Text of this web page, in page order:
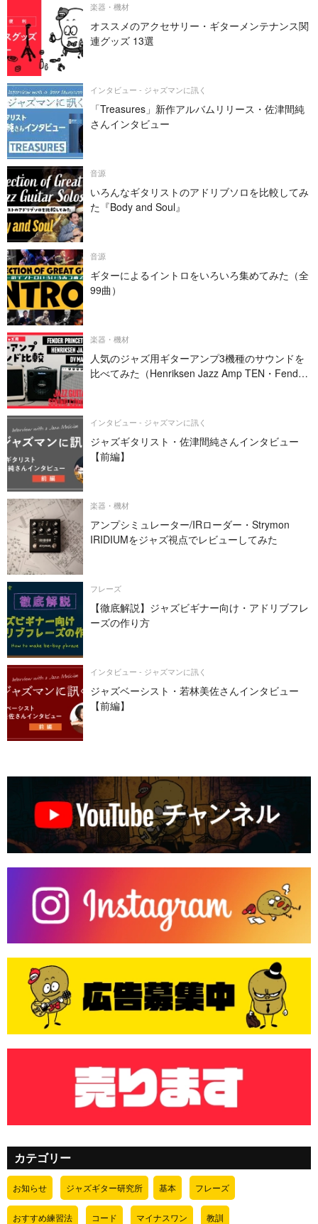
楽器・機材
オススメのアクセサリー・ギターメンテナンス関
連グッズ 13選
インタビュー - ジャズマンに訊く
「Treasures」新作アルバムリリース・佐津間純
さんインタビュー
音源
いろんなギタリストのアドリブソロを比較してみ
た『Body and Soul』
音源
ギターによるイントロをいろいろ集めてみた（全
99曲）
楽器・機材
人気のジャズ用ギターアンプ3機種のサウンドを
比べてみた（Henriksen Jazz Amp TEN・Fender
インタビュー - ジャズマンに訊く
ジャズギタリスト・佐津間純さんインタビュー
【前編】
楽器・機材
アンプシミュレーター/IRローダー・Strymon
IRIDIUMをジャズ視点でレビューしてみた
フレーズ
【徹底解説】ジャズビギナー向け・アドリブフレ
ーズの作り方
インタビュー - ジャズマンに訊く
ジャズベーシスト・若林美佐さんインタビュー
【前編】
カテゴリー
お知らせ ジャズギター研究所 基本 フレーズ
おすすめ練習法 コード マイナスワン 教訓